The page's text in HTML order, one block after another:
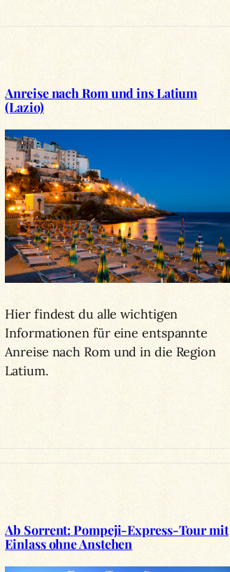
Anreise nach Rom und ins Latium
(Lazio)
Hier findest du alle wichtigen
Informationen für eine entspannte
Anreise nach Rom und in die Region
Latium.
Ab Sorrent: Pompeji-Express-Tour mit
Einlass ohne Anstehen